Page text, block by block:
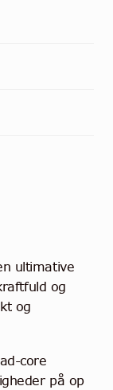
ultimative
og
og
core
på op